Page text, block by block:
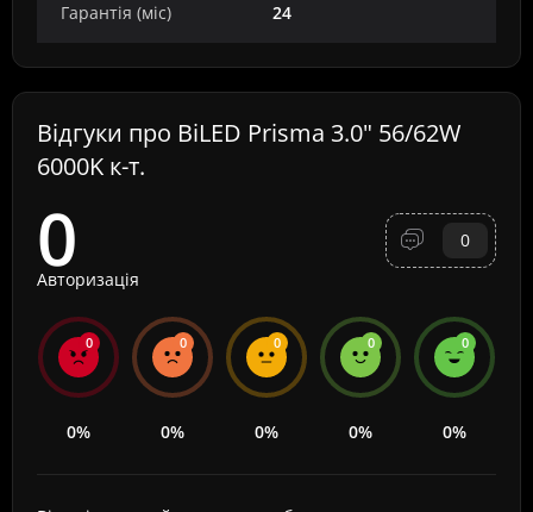
Гарантія (міс) 24
Відгуки про BiLED Prisma 3.0" 56/62W
6000K к-т.
0
0
Авторизація
0
0%
0
0%
0
0%
0
0%
0
0%